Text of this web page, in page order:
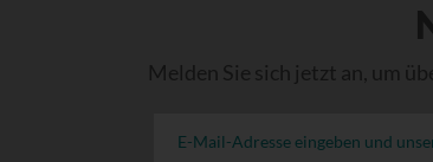
Melden Sie sich jetzt an, um